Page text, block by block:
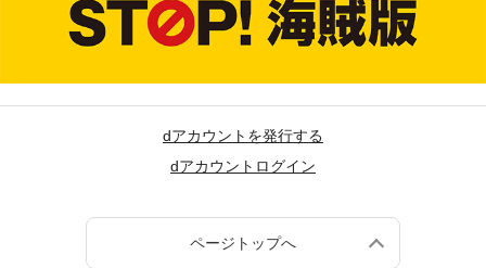
dアカウントを発行する
dアカウントログイン
ページトップへ